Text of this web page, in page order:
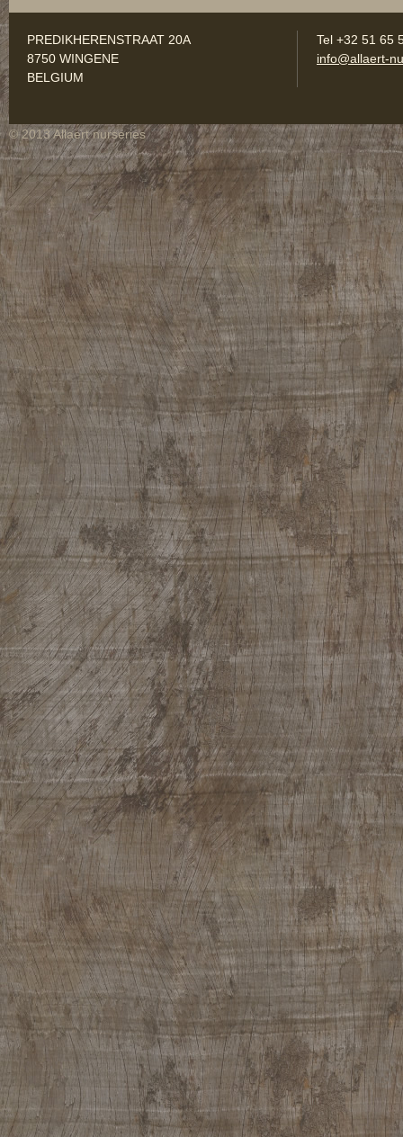
PREDIKHERENSTRAAT 20A
8750 WINGENE
BELGIUM
Tel +32 51 65
info@allaert-
© 2013 Allaert nurseries